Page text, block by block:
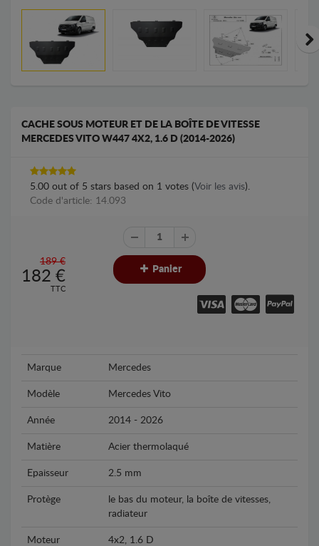
CACHE SOUS MOTEUR ET DE LA BOÎTE DE VITESSE
MERCEDES VITO W447 4X2, 1.6 D (2014-2026)
5.00 out of 5 stars based on 1 votes (Voir les avis).
Code d'article: 14.093
189 €
182 €
TTC
Panier
Marque Mercedes
Modèle Mercedes Vito
Année 2014 - 2026
Matière Acier thermolaqué
Epaisseur 2.5 mm
Protège
le bas du moteur, la boîte de vitesses,
radiateur
Moteur 4x2, 1.6 D